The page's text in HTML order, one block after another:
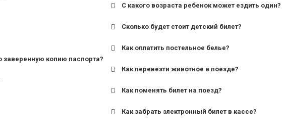
копию паспорта?
С какого возраста ребенок может ездить один?
для поездов дальнего следования — от 10
Сколько будет стоит детский билет?
Как оплатить постельное белье?
Как перевезти животное в поезде?
Как поменять билет на поезд?
Как забрать электронный билет в кассе?